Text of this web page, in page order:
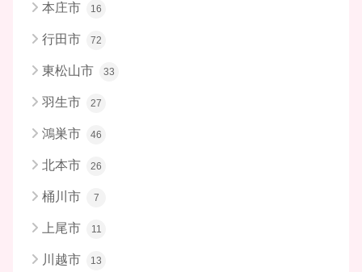
本庄市 16
行田市 72
東松山市 33
羽生市 27
鴻巣市 46
北本市 26
桶川市 7
上尾市 11
川越市 13